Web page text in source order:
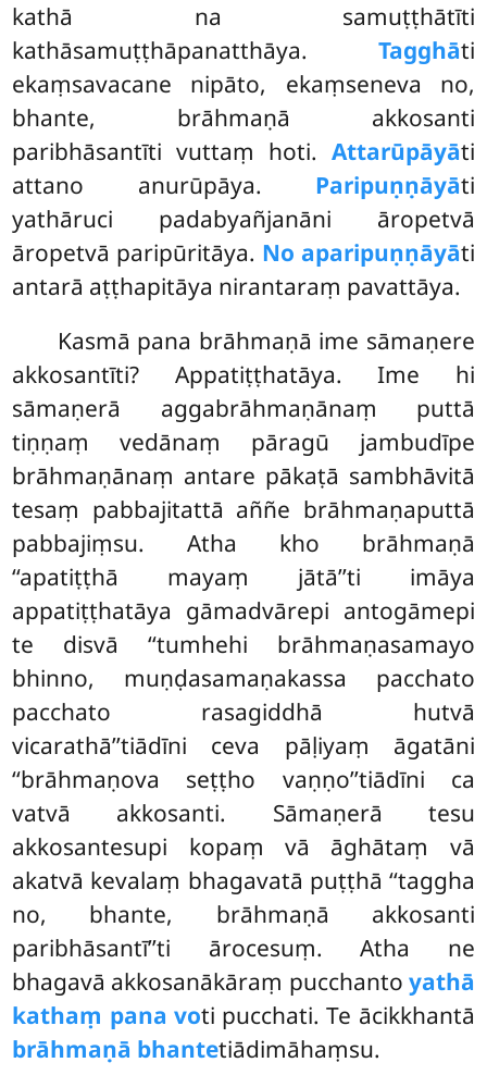
kathā na samuṭṭhātīti
kathāsamuṭṭhāpanatthāya. Tagghāti
ekaṃsavacane nipāto, ekaṃseneva no,
bhante, brāhmaṇā akkosanti
paribhāsantīti vuttaṃ hoti. Attarūpāyāti
attano anurūpāya. Paripuṇṇāyāti
yathāruci padabyañjanāni āropetvā
āropetvā paripūritāya. No aparipuṇṇāyāti
antarā aṭṭhapitāya nirantaraṃ pavattāya.
Kasmā pana brāhmaṇā ime sāmaṇere
akkosantīti? Appatiṭṭhatāya. Ime hi
sāmaṇerā aggabrāhmaṇānaṃ puttā
tiṇṇaṃ vedānaṃ pāragū jambudīpe
brāhmaṇānaṃ antare pākaṭā sambhāvitā
tesaṃ pabbajitattā aññe brāhmaṇaputtā
pabbajiṃsu. Atha kho brāhmaṇā
‘‘apatiṭṭhā mayaṃ jātā’’ti imāya
appatiṭṭhatāya gāmadvārepi antogāmepi
te disvā ‘‘tumhehi brāhmaṇasamayo
bhinno, muṇḍasamaṇakassa pacchato
pacchato rasagiddhā hutvā
vicarathā’’tiādīni ceva pāḷiyaṃ āgatāni
‘‘brāhmaṇova seṭṭho vaṇṇo’’tiādīni ca
vatvā akkosanti. Sāmaṇerā tesu
akkosantesupi kopaṃ vā āghātaṃ vā
akatvā kevalaṃ bhagavatā puṭṭhā ‘‘taggha
no, bhante, brāhmaṇā akkosanti
paribhāsantī’’ti ārocesuṃ. Atha ne
bhagavā akkosanākāraṃ pucchanto yathā
kathaṃ pana voti pucchati. Te ācikkhantā
brāhmaṇā bhantetiādimāhaṃsu.